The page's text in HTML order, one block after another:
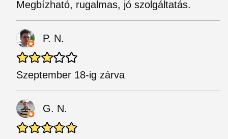
Megbízható, rugalmas, jó szolgáltatás.
P. N.
Szeptember 18-ig zárva
G. N.